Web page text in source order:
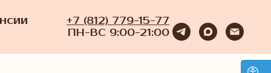
+7 (812) 779-15-77
ПН-ВС 9:00-21:00